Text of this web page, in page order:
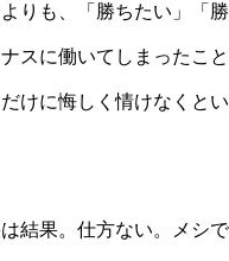
りも、「勝ちたい」「
スに働いてしまったこ
けに悔しく情けなくと
は結果。仕方ない。メシ